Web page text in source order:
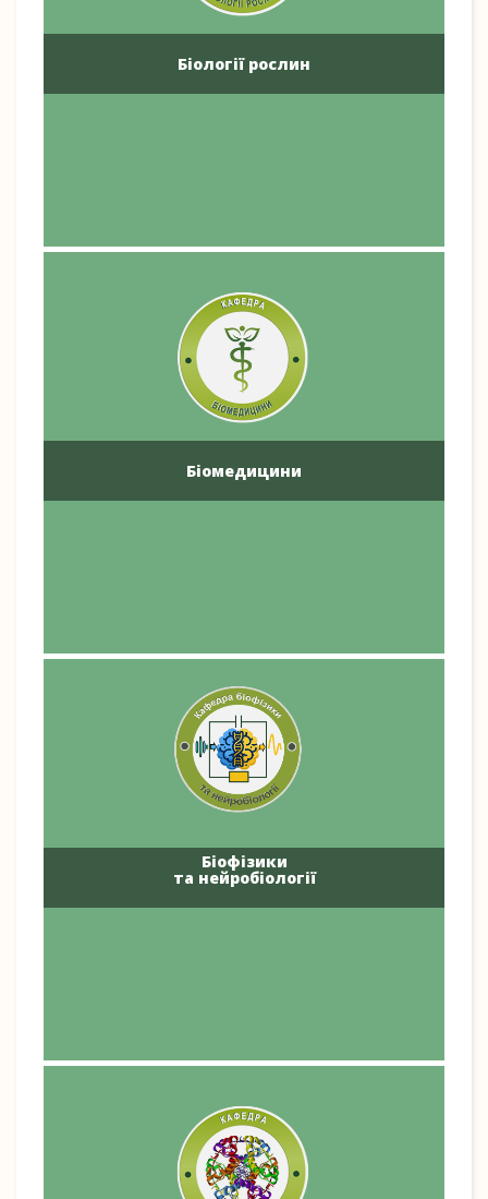
Біології рослин
Біомедицини
Біофізики
та нейробіології